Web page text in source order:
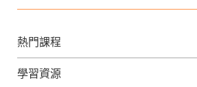
熱門課程
英文課程
學習資源